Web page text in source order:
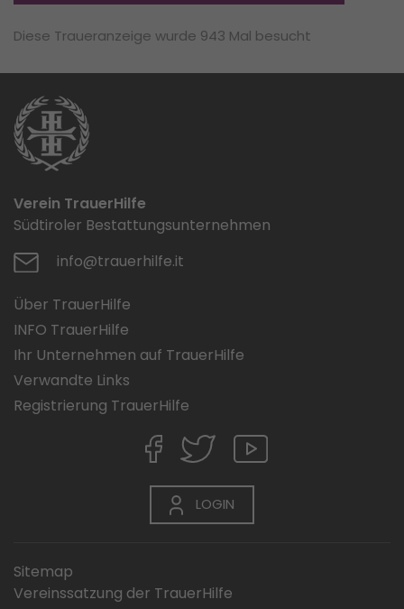
Diese Traueranzeige wurde 943 Mal besucht
Verein TrauerHilfe
Südtiroler Bestattungsunternehmen
info@trauerhilfe.it
Über TrauerHilfe
INFO TrauerHilfe
Ihr Unternehmen auf TrauerHilfe
Verwandte Links
Registrierung TrauerHilfe
LOGIN
Sitemap
Vereinssatzung der TrauerHilfe